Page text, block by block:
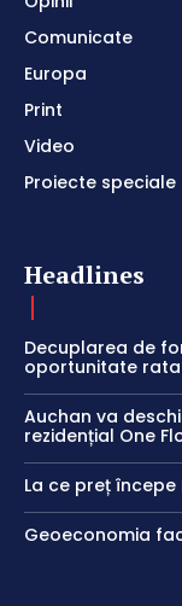
Comunicate
Europa
Print
Video
Proiecte speciale
Headlines
Decuplarea de
oportunitate
Auchan va
rezidențial One
La ce preț
Geoeconomia